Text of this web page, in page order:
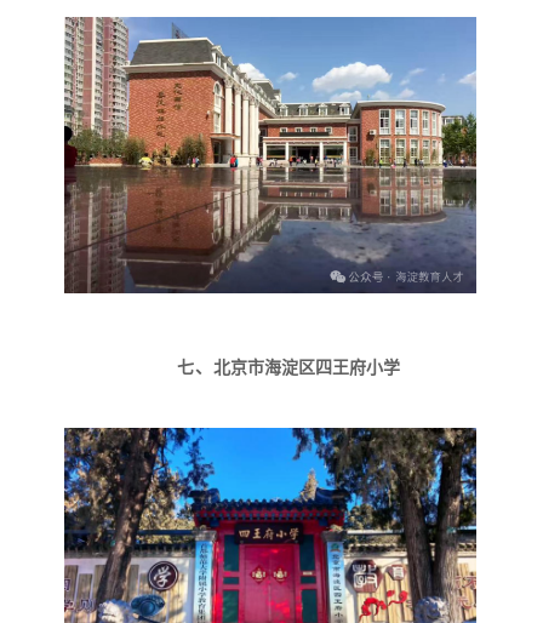
七、 北京市海淀区四王府小学